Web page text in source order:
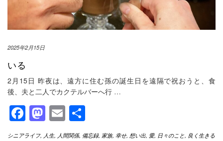
2025年2月15日
いる
2月15日 昨夜は、遠方に住む孫の誕生日を遠隔で祝おうと、食
後、夫と二人でカクテルバーへ行 …
Facebook
Mastodon
Email
有
シニアライフ, 人生, 人間関係, 備忘録, 家族, 幸せ, 想い出, 愛, 日々のこと, 良く生きる